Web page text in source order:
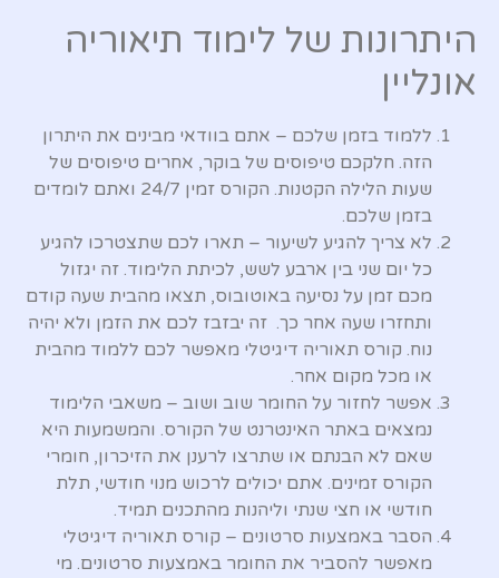
היתרונות של לימוד תיאוריה
אונליין
ללמוד בזמן שלכם – אתם בוודאי מבינים את היתרון
הזה. חלקכם טיפוסים של בוקר, אחרים טיפוסים של
שעות הלילה הקטנות. הקורס זמין 24/7 ואתם לומדים
בזמן שלכם.
לא צריך להגיע לשיעור – תארו לכם שתצטרכו להגיע
כל יום שני בין ארבע לשש, לכיתת הלימוד. זה יגזול
מכם זמן על נסיעה באוטובוס, תצאו מהבית שעה קודם
ותחזרו שעה אחר כך. זה יבזבז לכם את הזמן ולא יהיה
נוח. קורס תאוריה דיגיטלי מאפשר לכם ללמוד מהבית
או מכל מקום אחר.
אפשר לחזור על החומר שוב ושוב – משאבי הלימוד
נמצאים באתר האינטרנט של הקורס. והמשמעות היא
שאם לא הבנתם או שתרצו לרענן את הזיכרון, חומרי
הקורס זמינים. אתם יכולים לרכוש מנוי חודשי, תלת
חודשי או חצי שנתי וליהנות מהתכנים תמיד.
הסבר באמצעות סרטונים – קורס תאוריה דיגיטלי
מאפשר להסביר את החומר באמצעות סרטונים. מי